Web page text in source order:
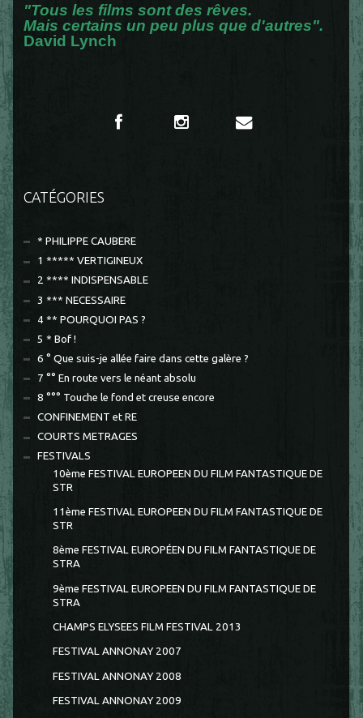
"Tous les films sont des rêves.
Mais certains un peu plus que d'autres".
David Lynch
CATÉGORIES
* PHILIPPE CAUBERE
1 ***** VERTIGINEUX
2 **** INDISPENSABLE
3 *** NECESSAIRE
4 ** POURQUOI PAS ?
5 * Bof !
6 ° Que suis-je allée faire dans cette galère ?
7 °° En route vers le néant absolu
8 °°° Touche le fond et creuse encore
CONFINEMENT et RE
COURTS METRAGES
FESTIVALS
10ème FESTIVAL EUROPEEN DU FILM FANTASTIQUE DE
STR
11ème FESTIVAL EUROPEEN DU FILM FANTASTIQUE DE
STR
8ème FESTIVAL EUROPÉEN DU FILM FANTASTIQUE DE
STRA
9ème FESTIVAL EUROPEEN DU FILM FANTASTIQUE DE
STRA
CHAMPS ELYSEES FILM FESTIVAL 2013
FESTIVAL ANNONAY 2007
FESTIVAL ANNONAY 2008
FESTIVAL ANNONAY 2009